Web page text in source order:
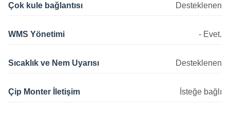
Çok kule bağlantısı Desteklenen
WMS Yönetimi - Evet.
Sıcaklık ve Nem Uyarısı Desteklenen
Çip Monter İletişim İsteğe bağlı